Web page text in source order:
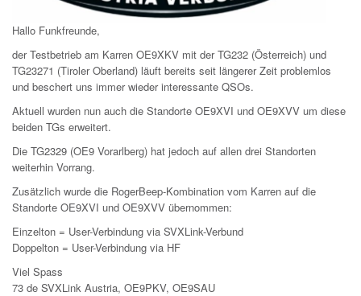
Hallo Funkfreunde,
der Testbetrieb am Karren OE9XKV mit der TG232 (Österreich) und
TG23271 (Tiroler Oberland) läuft bereits seit längerer Zeit problemlos
und beschert uns immer wieder interessante QSOs.
Aktuell wurden nun auch die Standorte OE9XVI und OE9XVV um diese
beiden TGs erweitert.
Die TG2329 (OE9 Vorarlberg) hat jedoch auf allen drei Standorten
weiterhin Vorrang.
Zusätzlich wurde die RogerBeep-Kombination vom Karren auf die
Standorte OE9XVI und OE9XVV übernommen:
Einzelton = User-Verbindung via SVXLink-Verbund
Doppelton = User-Verbindung via HF
Viel Spass
73 de SVXLink Austria, OE9PKV, OE9SAU